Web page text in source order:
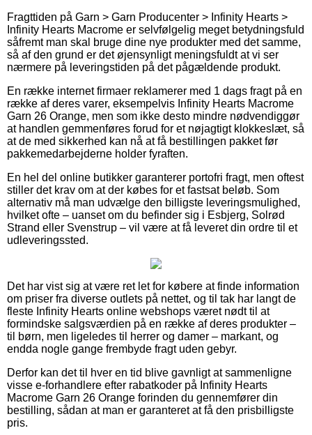
Fragttiden på Garn > Garn Producenter > Infinity Hearts >
Infinity Hearts Macrome er selvfølgelig meget betydningsfuld
såfremt man skal bruge dine nye produkter med det samme,
så af den grund er det øjensynligt meningsfuldt at vi ser
nærmere på leveringstiden på det pågældende produkt.
En række internet firmaer reklamerer med 1 dags fragt på en
række af deres varer, eksempelvis Infinity Hearts Macrome
Garn 26 Orange, men som ikke desto mindre nødvendiggør
at handlen gemmenføres forud for et nøjagtigt klokkeslæt, så
at de med sikkerhed kan nå at få bestillingen pakket før
pakkemedarbejderne holder fyraften.
En hel del online butikker garanterer portofri fragt, men oftest
stiller det krav om at der købes for et fastsat beløb. Som
alternativ må man udvælge den billigste leveringsmulighed,
hvilket ofte – uanset om du befinder sig i Esbjerg, Solrød
Strand eller Svenstrup – vil være at få leveret din ordre til et
udleveringssted.
Det har vist sig at være ret let for købere at finde information
om priser fra diverse outlets på nettet, og til tak har langt de
fleste Infinity Hearts online webshops været nødt til at
formindske salgsværdien på en række af deres produkter –
til børn, men ligeledes til herrer og damer – markant, og
endda nogle gange frembyde fragt uden gebyr.
Derfor kan det til hver en tid blive gavnligt at sammenligne
visse e-forhandlere efter rabatkoder på Infinity Hearts
Macrome Garn 26 Orange forinden du gennemfører din
bestilling, sådan at man er garanteret at få den prisbilligste
pris.